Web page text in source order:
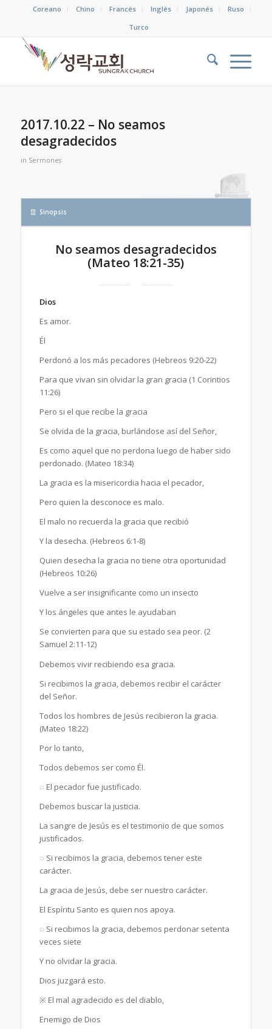
Coreano Chino Francés Inglés Japonés
Ruso
Turco
2017.10.22 – No seamos
desagradecidos
in Sermones
Sinopsis
No seamos desagradecidos
(Mateo 18:21-35)
Dios
Es amor.
Él
Perdonó a los más pecadores (Hebreos 9:20-22)
Para que vivan sin olvidar la gran gracia (1 Corintios
11:26)
Pero si el que recibe la gracia
Se olvida de la gracia, burlándose así del Señor,
Es como aquel que no perdona luego de haber sido
perdonado. (Mateo 18:34)
La gracia es la misericordia hacia el pecador,
Pero quien la desconoce es malo.
El malo no recuerda la gracia que recibió
Y la desecha. (Hebreos 6:1-8)
Quien desecha la gracia no tiene otra oportunidad
(Hebreos 10:26)
Vuelve a ser insignificante como un insecto
Y los ángeles que antes le ayudaban
Se convierten para que su estado sea peor. (2
Samuel 2:11-12)
Debemos vivir recibiendo esa gracia.
Si recibimos la gracia, debemos recibir el carácter
del Señor.
Todos los hombres de Jesús recibieron la gracia.
(Mateo 18:22)
Por lo tanto,
Todos debemos ser como Él.
◌ El pecador fue justificado.
Debemos buscar la justicia.
La sangre de Jesús es el testimonio de que somos
justificados.
◌ Si recibimos la gracia, debemos tener este
carácter.
La gracia de Jesús, debe ser nuestro carácter.
El Espíritu Santo es quien nos apoya.
◌ Si recibimos la gracia, debemos perdonar setenta
veces siete
Y no olvidar la gracia.
Dios juzgará esto.
※ El mal agradecido es del diablo,
Enemigo de Dios